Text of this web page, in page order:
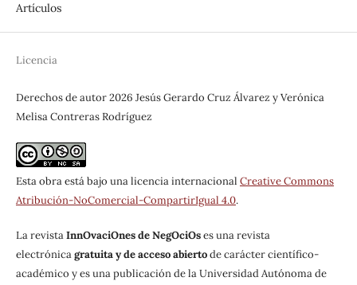
Artículos
Licencia
Derechos de autor 2026 Jesús Gerardo Cruz Álvarez y Verónica
Melisa Contreras Rodríguez
Esta obra está bajo una licencia internacional Creative Commons
Atribución-NoComercial-CompartirIgual 4.0.
La revistaInnOvaciOnes de NegOciOses una revista
electrónicagratuita y de acceso abiertode carácter científico-
académico y es una publicación de la Universidad Autónoma de